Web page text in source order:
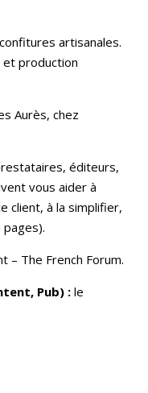
artisanales.
et production
Aurès, chez
éditeurs,
vous aider à
client, à la simplifier,
– The French Forum.
Pub) : le